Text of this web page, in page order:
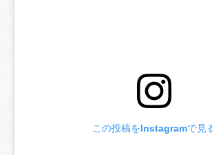
この投稿をInstagramで見